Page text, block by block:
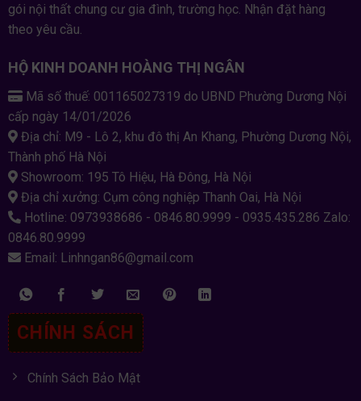
gói nội thất chung cư gia đình, trường học. Nhận đặt hàng
theo yêu cầu.
HỘ KINH DOANH HOÀNG THỊ NGÂN
Mã số thuế: 001165027319 do UBND Phường Dương Nội
cấp ngày 14/01/2026
Địa chỉ: M9 - Lô 2, khu đô thị An Khang, Phường Dương Nội,
Thành phố Hà Nội
Showroom: 195 Tô Hiệu, Hà Đông, Hà Nội
Địa chỉ xưởng: Cụm công nghiệp Thanh Oai, Hà Nội
Hotline: 0973938686 - 0846.80.9999 - 0935.435.286 Zalo:
0846.80.9999
Email: Linhngan86@gmail.com
CHÍNH SÁCH
Chính Sách Bảo Mật